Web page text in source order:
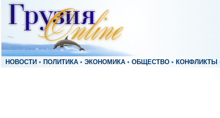
НОВОСТИ • ПОЛИТИКА • ЭКОНОМИКА • ОБЩЕСТВО • КОНФЛИКТЫ